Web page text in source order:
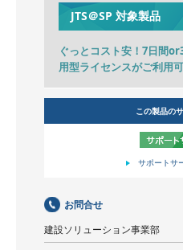
JTS＠SP 対象製品
ぐっとコスト安！7日間
用型ライセンスがご利用可
この製品の
サポートサ
お問合せ
建設ソリューション事業部